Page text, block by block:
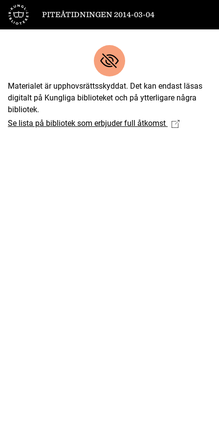
Till startsidan
PITEÅTIDNINGEN 2014-03-04
Materialet är upphovsrättsskyddat. Det kan endast läsas
digitalt på Kungliga biblioteket och på ytterligare några
bibliotek.
Se lista på bibliotek som erbjuder full åtkomst